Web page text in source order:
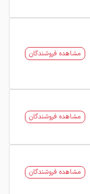
مشاهده فروشندگان
مشاهده فروشندگان
مشاهده فروشندگان